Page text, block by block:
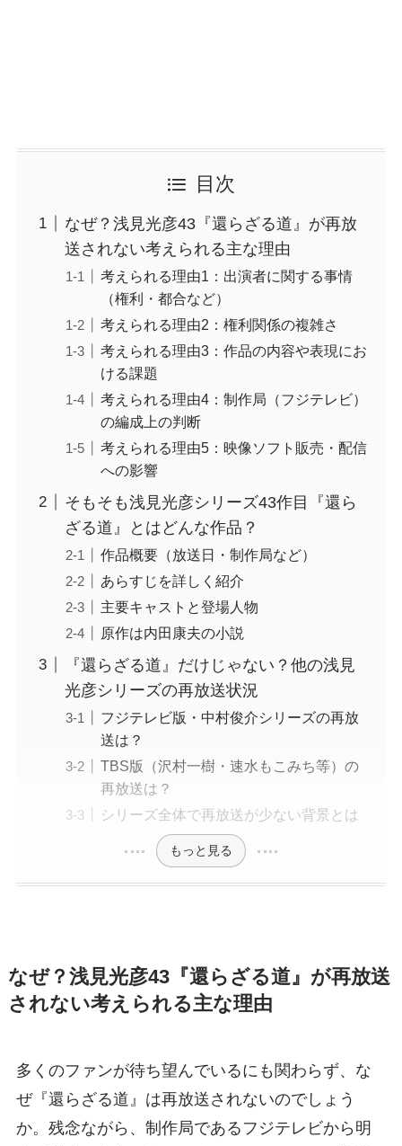
目次
なぜ？浅見光彦43『還らざる道』が再放
送されない考えられる主な理由
考えられる理由1：出演者に関する事情
（権利・都合など）
考えられる理由2：権利関係の複雑さ
考えられる理由3：作品の内容や表現にお
ける課題
考えられる理由4：制作局（フジテレビ）
の編成上の判断
考えられる理由5：映像ソフト販売・配信
への影響
そもそも浅見光彦シリーズ43作目『還ら
ざる道』とはどんな作品？
作品概要（放送日・制作局など）
あらすじを詳しく紹介
主要キャストと登場人物
原作は内田康夫の小説
『還らざる道』だけじゃない？他の浅見
光彦シリーズの再放送状況
フジテレビ版・中村俊介シリーズの再放
送は？
TBS版（沢村一樹・速水もこみち等）の
再放送は？
シリーズ全体で再放送が少ない背景とは
もっと見る
なぜ？浅見光彦43『還らざる道』が再放送
されない考えられる主な理由
多くのファンが待ち望んでいるにも関わらず、な
ぜ『還らざる道』は再放送されないのでしょう
か。残念ながら、制作局であるフジテレビから明